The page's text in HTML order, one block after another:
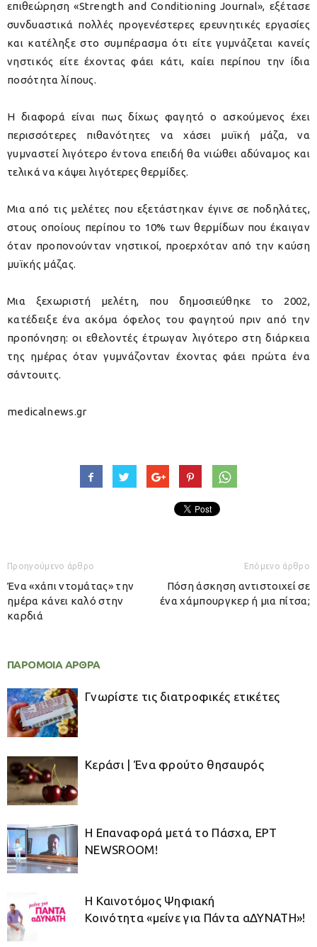
επιθεώρηση «Strength and Conditioning Journal», εξέτασε
συνδυαστικά πολλές προγενέστερες ερευνητικές εργασίες
και κατέληξε στο συμπέρασμα ότι είτε γυμνάζεται κανείς
νηστικός είτε έχοντας φάει κάτι, καίει περίπου την ίδια
ποσότητα λίπους.
Η διαφορά είναι πως δίχως φαγητό ο ασκούμενος έχει
περισσότερες πιθανότητες να χάσει μυϊκή μάζα, να
γυμναστεί λιγότερο έντονα επειδή θα νιώθει αδύναμος και
τελικά να κάψει λιγότερες θερμίδες.
Μια από τις μελέτες που εξετάστηκαν έγινε σε ποδηλάτες,
στους οποίους περίπου το 10% των θερμίδων που έκαιγαν
όταν προπονούνταν νηστικοί, προερχόταν από την καύση
μυϊκής μάζας.
Μια ξεχωριστή μελέτη, που δημοσιεύθηκε το 2002,
κατέδειξε ένα ακόμα όφελος του φαγητού πριν από την
προπόνηση: οι εθελοντές έτρωγαν λιγότερο στη διάρκεια
της ημέρας όταν γυμνάζονταν έχοντας φάει πρώτα ένα
σάντουιτς.
medicalnews.gr
Προηγούμενο άρθρο
Ένα «χάπι ντομάτας» την
ημέρα κάνει καλό στην
καρδιά
Επόμενο άρθρο
Πόση άσκηση αντιστοιχεί σε
ένα χάμπουργκερ ή μια πίτσα;
ΠΑΡΟΜΟΙΑ ΑΡΘΡΑ
Γνωρίστε τις διατροφικές ετικέτες
Κεράσι | Ένα φρούτο θησαυρός
Η Επαναφορά μετά το Πάσχα, ΕΡΤ
NEWSROOM!
Η Καινοτόμος Ψηφιακή
Κοινότητα «μείνε για Πάντα αΔΥΝΑΤΗ»!